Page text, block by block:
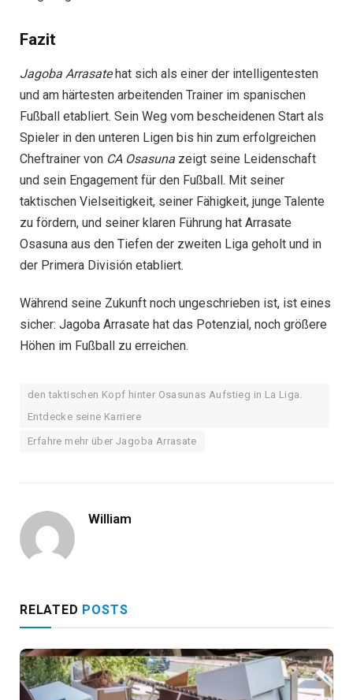
Fazit
Jagoba Arrasatehat sich als einer der intelligentesten
und am härtesten arbeitenden Trainer im spanischen
Fußball etabliert. Sein Weg vom bescheidenen Start als
Spieler in den unteren Ligen bis hin zum erfolgreichen
Cheftrainer von CA Osasuna zeigt seine Leidenschaft
und sein Engagement für den Fußball. Mit seiner
taktischen Vielseitigkeit, seiner Fähigkeit, junge Talente
zu fördern, und seiner klaren Führung hat Arrasate
Osasuna aus den Tiefen der zweiten Liga geholt und in
der Primera División etabliert.
Während seine Zukunft noch ungeschrieben ist, ist eines
sicher: Jagoba Arrasate hat das Potenzial, noch größere
Höhen im Fußball zu erreichen.
den taktischen Kopf hinter Osasunas Aufstieg in La Liga.
Entdecke seine Karriere
Erfahre mehr über Jagoba Arrasate
William
RELATED POSTS